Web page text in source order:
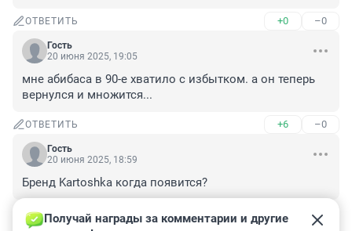
ОТВЕТИТЬ +0 –0
Гость
20 июня 2025, 19:05
мне абибаса в 90-е хватило с избытком. а он теперь
вернулся и множится...
ОТВЕТИТЬ +6 –0
Гость
20 июня 2025, 18:59
Бренд Kartoshka когда появится?
ОТВЕТИТЬ –0
Получай награды за комментарии и другие